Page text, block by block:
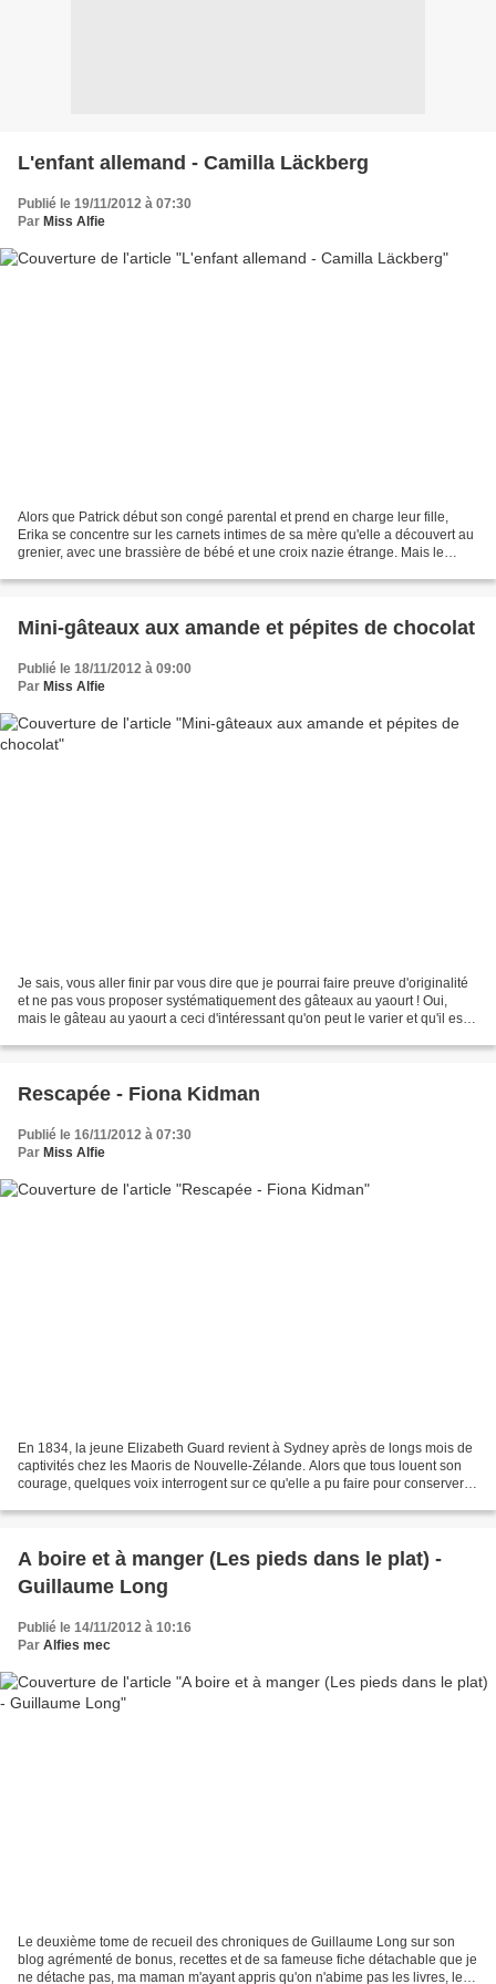
L'enfant allemand - Camilla Läckberg
Publié le 19/11/2012 à 07:30
Par Miss Alfie
Alors que Patrick début son congé parental et prend en charge leur fille,
Erika se concentre sur les carnets intimes de sa mère qu'elle a découvert au
grenier, avec une brassière de bébé et une croix nazie étrange. Mais le
Mini-gâteaux aux amande et pépites de chocolat
Publié le 18/11/2012 à 09:00
Par Miss Alfie
Je sais, vous aller finir par vous dire que je pourrai faire preuve d'originalité
et ne pas vous proposer systématiquement des gâteaux au yaourt ! Oui,
mais le gâteau au yaourt a ceci d'intéressant qu'on peut le varier et qu'il est
Rescapée - Fiona Kidman
Publié le 16/11/2012 à 07:30
Par Miss Alfie
En 1834, la jeune Elizabeth Guard revient à Sydney après de longs mois de
captivités chez les Maoris de Nouvelle-Zélande. Alors que tous louent son
courage, quelques voix interrogent sur ce qu'elle a pu faire pour conserver la
A boire et à manger (Les pieds dans le plat) -
Guillaume Long
Publié le 14/11/2012 à 10:16
Par Alfies mec
Le deuxième tome de recueil des chroniques de Guillaume Long sur son
blog agrémenté de bonus, recettes et de sa fameuse fiche détachable que je
ne détache pas, ma maman m'ayant appris qu'on n'abime pas les livres, les